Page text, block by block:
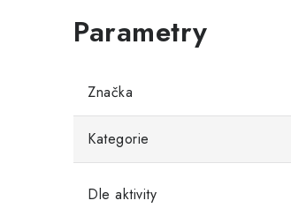
Značka
Kategorie
Dle aktivity